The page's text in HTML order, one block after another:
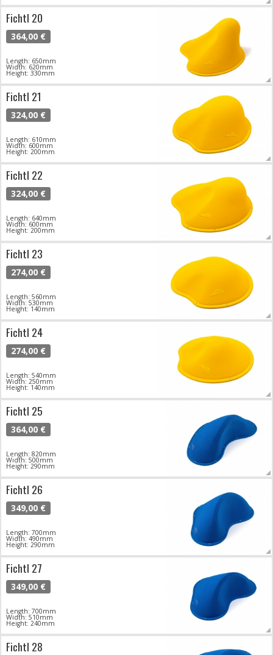
Fichtl 20
364,00 €
Length: 650mm
Width: 620mm
Height: 330mm
Fichtl 21
324,00 €
Length: 610mm
Width: 600mm
Height: 200mm
Fichtl 22
324,00 €
Length: 640mm
Width: 600mm
Height: 200mm
Fichtl 23
274,00 €
Length: 560mm
Width: 530mm
Height: 140mm
Fichtl 24
274,00 €
Length: 540mm
Width: 250mm
Height: 140mm
Fichtl 25
364,00 €
Length: 820mm
Width: 500mm
Height: 290mm
Fichtl 26
349,00 €
Length: 700mm
Width: 490mm
Height: 290mm
Fichtl 27
349,00 €
Length: 700mm
Width: 510mm
Height: 240mm
Fichtl 28